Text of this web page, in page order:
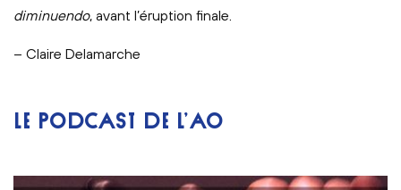
diminuendo, avant l’éruption finale.
– Claire Delamarche
LE PODCAST DE L’AO